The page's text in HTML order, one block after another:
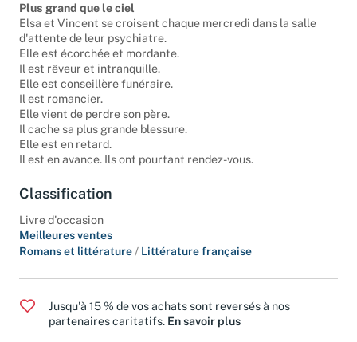
Plus grand que le ciel
Elsa et Vincent se croisent chaque mercredi dans la salle
d'attente de leur psychiatre.
Elle est écorchée et mordante.
Il est rêveur et intranquille.
Elle est conseillère funéraire.
Il est romancier.
Elle vient de perdre son père.
Il cache sa plus grande blessure.
Elle est en retard.
Il est en avance. Ils ont pourtant rendez-vous.
Classification
Livre d'occasion
Meilleures ventes
Romans et littérature / Littérature française
Jusqu'à 15 % de vos achats sont reversés à nos
partenaires caritatifs. En savoir plus